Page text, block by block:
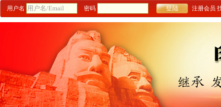
用户名 密码 注册会员